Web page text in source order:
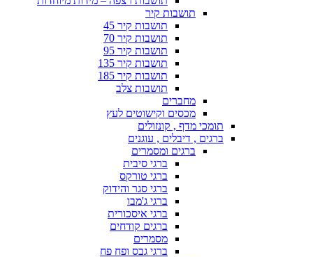
תושבות קיר
תושבות קיר 45
תושבות קיר 70
תושבות קיר 95
תושבות קיר 135
תושבות קיר 185
תושבות צלב
מחברים
מכסים וקישוטים לעץ
תומכי מדף , קונזולים
ברגים , דיבלים , עוגנים
ברגים ומסמרים
ברגי סיבית
ברגי טורקס
ברגי סגר והידוק
ברגי ג'מבו
ברגי איסכורית
ברגים קודחים
מסמרים
ברגי גבס ופח פח